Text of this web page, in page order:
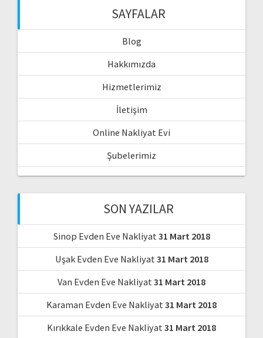
SAYFALAR
Blog
Hakkımızda
Hizmetlerimiz
İletişim
Online Nakliyat Evi
Şubelerimiz
SON YAZILAR
Sinop Evden Eve Nakliyat31 Mart 2018
Uşak Evden Eve Nakliyat31 Mart 2018
Van Evden Eve Nakliyat31 Mart 2018
Karaman Evden Eve Nakliyat31 Mart 2018
Kırıkkale Evden Eve Nakliyat31 Mart 2018